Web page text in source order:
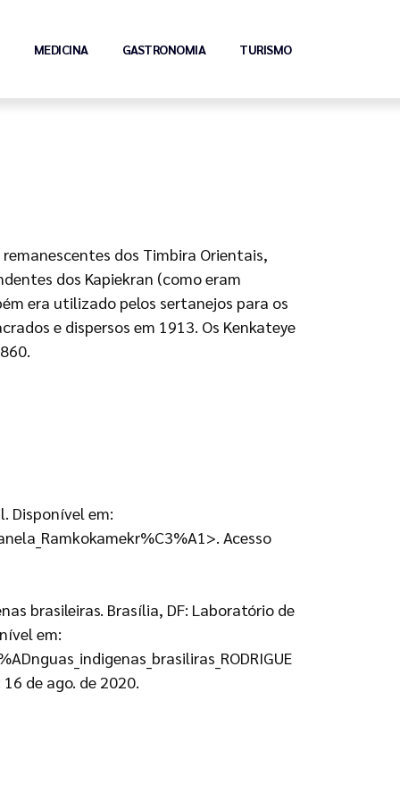
MEDICINA GASTRONOMIA TURISMO
dos Timbira Orientais,
dos Kapiekran (como eram
era utilizado pelos sertanejos para os
e dispersos em 1913. Os Kenkateye
Disponível em:
Acesso
brasileiras. Brasília, DF: Laboratório de
em:
de ago. de 2020.